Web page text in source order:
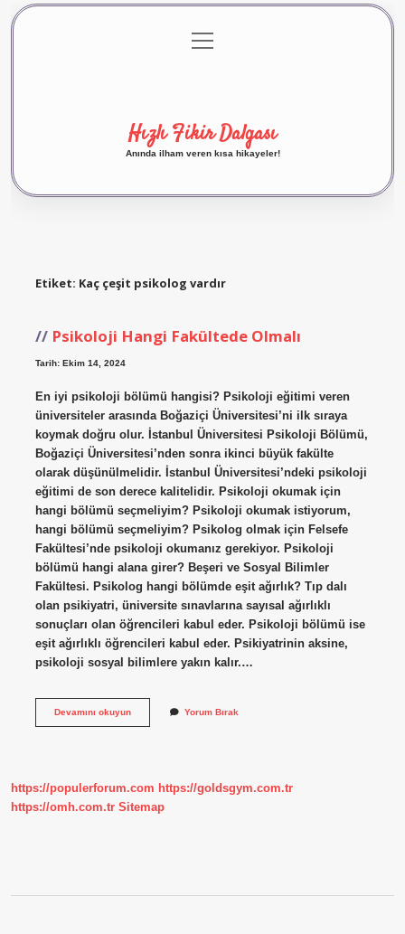
Gizlilik Politikası
menüyü
aç
Hızlı Fikir Dalgası
Anında ilham veren kısa hikayeler!
Etiket: Kaç çeşit psikolog vardır
Psikoloji Hangi Fakültede Olmalı
Tarih: Ekim 14, 2024
En iyi psikoloji bölümü hangisi? Psikoloji eğitimi veren
üniversiteler arasında Boğaziçi Üniversitesi’ni ilk sıraya
koymak doğru olur. İstanbul Üniversitesi Psikoloji Bölümü,
Boğaziçi Üniversitesi’nden sonra ikinci büyük fakülte
olarak düşünülmelidir. İstanbul Üniversitesi’ndeki psikoloji
eğitimi de son derece kalitelidir. Psikoloji okumak için
hangi bölümü seçmeliyim? Psikoloji okumak istiyorum,
hangi bölümü seçmeliyim? Psikolog olmak için Felsefe
Fakültesi’nde psikoloji okumanız gerekiyor. Psikoloji
bölümü hangi alana girer? Beşeri ve Sosyal Bilimler
Fakültesi. Psikolog hangi bölümde eşit ağırlık? Tıp dalı
olan psikiyatri, üniversite sınavlarına sayısal ağırlıklı
sonuçları olan öğrencileri kabul eder. Psikoloji bölümü ise
eşit ağırlıklı öğrencileri kabul eder. Psikiyatrinin aksine,
psikoloji sosyal bilimlere yakın kalır.…
Devamını okuyunPsikoloji
Yorum Bırak
https://populerforum.com https://goldsgym.com.tr
https://omh.com.tr Sitemap